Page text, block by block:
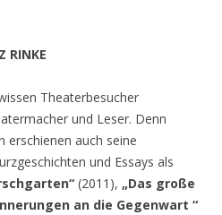
RINKE
Theaterbesucher
und Leser. Denn
erschienen auch seine
und Essays als
(2011), „Das große
an die Gegenwart “